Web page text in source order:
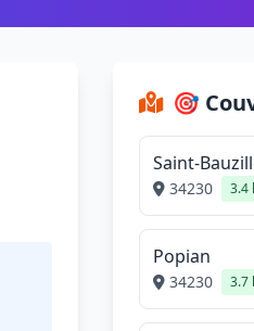
🎯
Saint-
34230 3.4
Popian
34230 3.7